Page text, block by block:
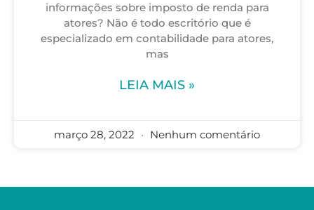
informações sobre imposto de renda para
atores? Não é todo escritório que é
especializado em contabilidade para atores,
mas
LEIA MAIS »
março 28, 2022 Nenhum comentário